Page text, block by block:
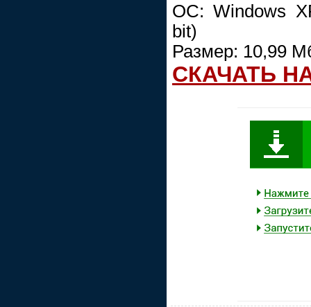
ОС: Windows
bit)
Размер: 10,99
СКАЧАТЬ